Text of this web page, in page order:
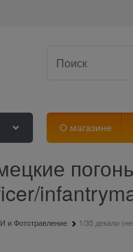
О магазине
и Фототравление 1/35 декали